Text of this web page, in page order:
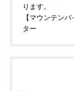
ります。
【マウンテン
ター